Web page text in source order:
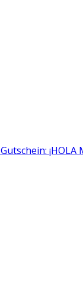
Gutschein: ¡HOLA